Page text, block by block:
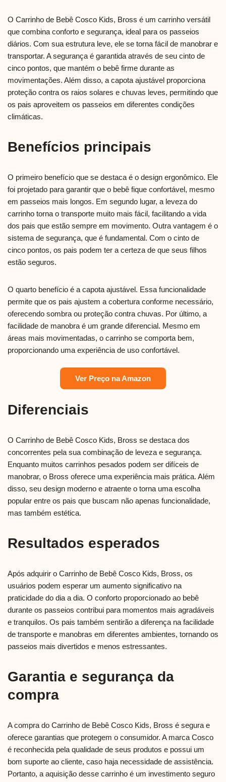
O Carrinho de Bebê Cosco Kids, Bross é um carrinho versátil
que combina conforto e segurança, ideal para os passeios
diários. Com sua estrutura leve, ele se torna fácil de manobrar e
transportar. A segurança é garantida através de seu cinto de
cinco pontos, que mantém o bebê firme durante as
movimentações. Além disso, a capota ajustável proporciona
proteção contra os raios solares e chuvas leves, permitindo que
os pais aproveitem os passeios em diferentes condições
climáticas.
Benefícios principais
O primeiro benefício que se destaca é o design ergonômico. Ele
foi projetado para garantir que o bebê fique confortável, mesmo
em passeios mais longos. Em segundo lugar, a leveza do
carrinho torna o transporte muito mais fácil, facilitando a vida
dos pais que estão sempre em movimento. Outra vantagem é o
sistema de segurança, que é fundamental. Com o cinto de
cinco pontos, os pais podem ter a certeza de que seus filhos
estão seguros.
O quarto benefício é a capota ajustável. Essa funcionalidade
permite que os pais ajustem a cobertura conforme necessário,
oferecendo sombra ou proteção contra chuvas. Por último, a
facilidade de manobra é um grande diferencial. Mesmo em
áreas mais movimentadas, o carrinho se comporta bem,
proporcionando uma experiência de uso confortável.
Ver Preço na Amazon
Diferenciais
O Carrinho de Bebê Cosco Kids, Bross se destaca dos
concorrentes pela sua combinação de leveza e segurança.
Enquanto muitos carrinhos pesados podem ser difíceis de
manobrar, o Bross oferece uma experiência mais prática. Além
disso, seu design moderno e atraente o torna uma escolha
popular entre os pais que buscam não apenas funcionalidade,
mas também estética.
Resultados esperados
Após adquirir o Carrinho de Bebê Cosco Kids, Bross, os
usuários podem esperar um aumento significativo na
praticidade do dia a dia. O conforto proporcionado ao bebê
durante os passeios contribui para momentos mais agradáveis
e tranquilos. Os pais também sentirão a diferença na facilidade
de transporte e manobras em diferentes ambientes, tornando os
passeios mais divertidos e menos estressantes.
Garantia e segurança da
compra
A compra do Carrinho de Bebê Cosco Kids, Bross é segura e
oferece garantias que protegem o consumidor. A marca Cosco
é reconhecida pela qualidade de seus produtos e possui um
bom suporte ao cliente, caso haja necessidade de assistência.
Portanto, a aquisição desse carrinho é um investimento seguro